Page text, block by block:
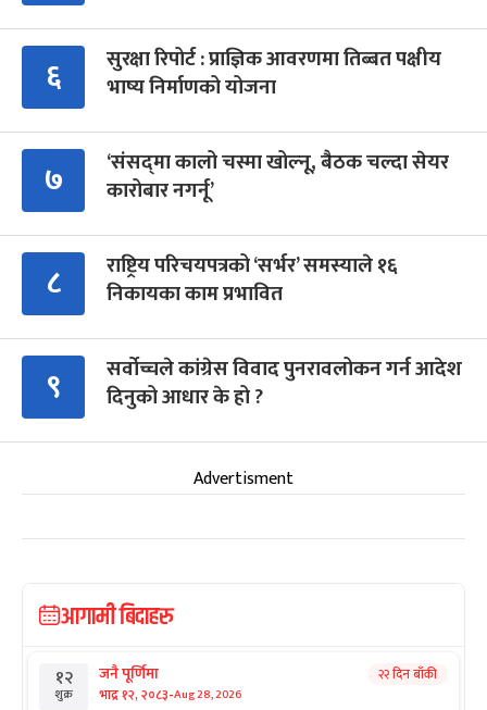
६
सुरक्षा रिपोर्ट : प्राज्ञिक आवरणमा तिब्बत पक्षीय
भाष्य निर्माणको योजना
७
‘संसद्‍मा कालो चस्मा खोल्नू, बैठक चल्दा सेयर
कारोबार नगर्नू’
८
राष्ट्रिय परिचयपत्रको ‘सर्भर’ समस्याले १६
निकायका काम प्रभावित
९
सर्वोच्चले कांग्रेस विवाद पुनरावलोकन गर्न आदेश
दिनुको आधार के हो ?
Advertisment
आगामी बिदाहरु
१२
शुक्र
जनै पूर्णिमा
भाद्र १२, २०८३-Aug 28, 2026
२२ दिन बाँकी